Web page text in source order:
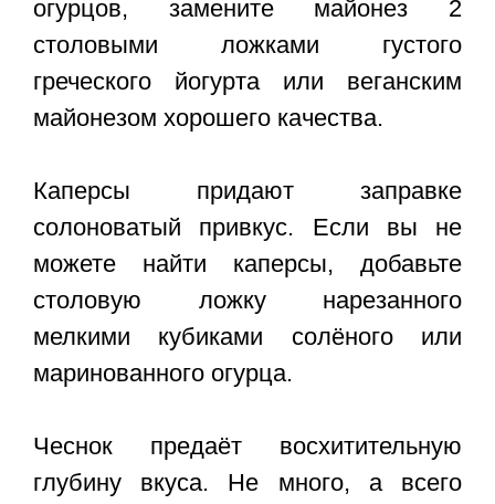
огурцов, замените майонез 2
столовыми ложками густого
греческого йогурта или веганским
майонезом хорошего качества.
Каперсы придают заправке
солоноватый привкус. Если вы не
можете найти каперсы, добавьте
столовую ложку нарезанного
мелкими кубиками солёного или
маринованного огурца.
Чеснок предаёт восхитительную
глубину вкуса. Не много, а всего